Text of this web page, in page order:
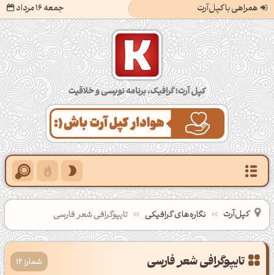
همراهی با کپل‌آرت جمعه 16 مرداد
کپل‌آرت؛ گرافیک، برنامه‌نویسی و خلاقیت
کپل‌آرت نگاره‌های گرافیکی تایپوگرافی شعر فارسی
تایپوگرافی شعر فارسی شمار: 12